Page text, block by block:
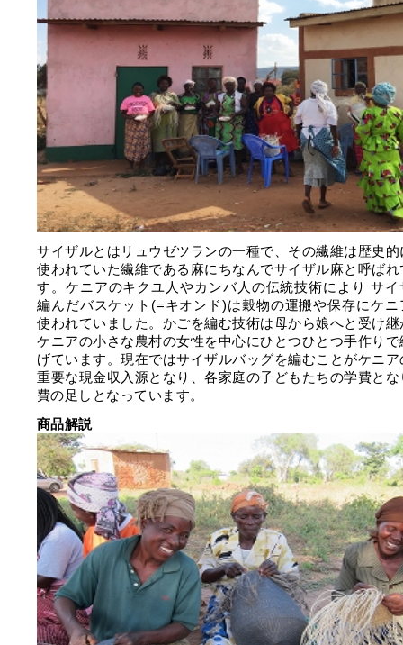
サイザルとはリュウゼツランの一種で、その繊維は歴史
使われていた繊維である麻にちなんでサイザル麻と呼ば
す。ケニアのキクユ人やカンバ人の伝統技術により サイ
編んだバスケット(=キオンド)は穀物の運搬や保存にケニ
使われていました。かごを編む技術は母から娘へと受け
ケニアの小さな農村の女性を中心にひとつひとつ手作り
げています。現在ではサイザルバッグを編むことがケニ
重要な現金収入源となり、各家庭の子どもたちの学費と
費の足しとなっています。
商品解説